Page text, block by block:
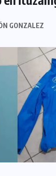
GONZALEZ